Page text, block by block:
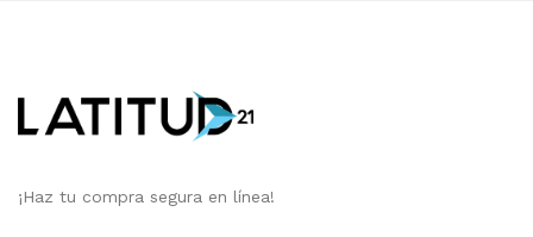
¡Haz tu compra segura en línea!